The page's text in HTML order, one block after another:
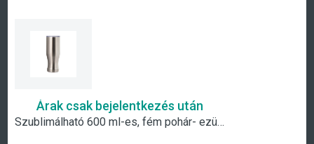
Árak csak bejelentkezés után
Szublimálható 600 ml-es, fém pohár- ezüst